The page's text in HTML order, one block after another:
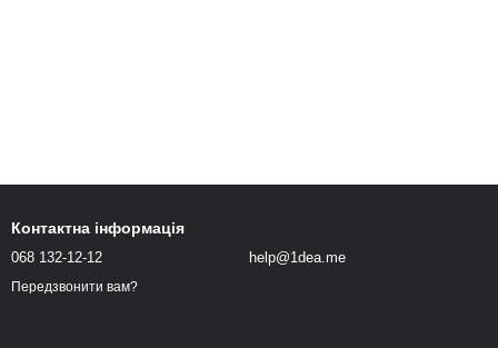
Контактна інформація
068 132-12-12
Передзвонити вам?
help@1dea.me